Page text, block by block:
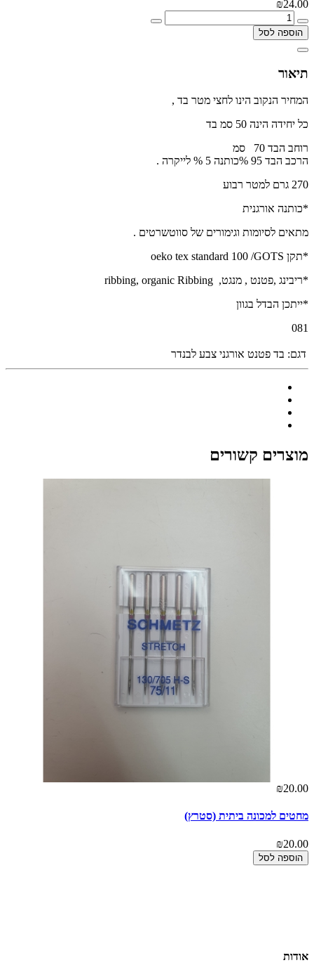
₪24.00
הוספה לסל
תיאור
המחיר הנקוב הינו לחצי מטר בד ,
כל יחידה הינה 50 סמ בד
רוחב הבד 70 סמ
הרכב הבד 95 %כותנה 5 % לייקרה .
270 גרם למטר רבוע
*כותנה אורגנית
מתאים לסיומות וגימורים של סווטשרטים .
*תקן oeko tex standard 100 /GOTS
*ריבינג ,פטנט , מנגט, ribbing, organic Ribbing
*ייתכן הבדל בגוון
081
דגם: בד פטנט אורגני צבע לבנדר
מוצרים קשורים
₪20.00
מחטים למכונה ביתית (סטרץ)
₪20.00
הוספה לסל
אודות